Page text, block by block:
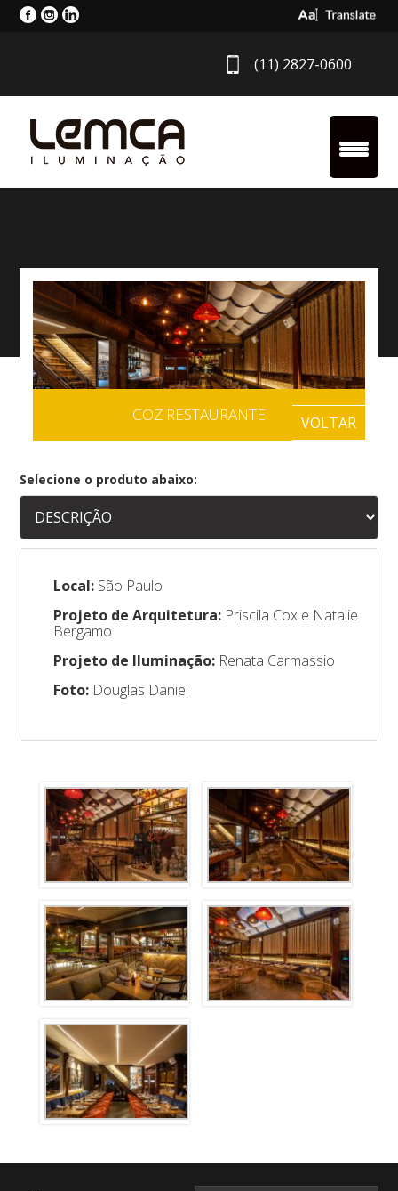
Select
(11) 2827-0600
COZ RESTAURANTE VOLTAR
Selecione o produto abaixo:
Local: São Paulo
Projeto de Arquitetura: Priscila Cox e Natalie
Bergamo
Projeto de Iluminação: Renata Carmassio
Foto: Douglas Daniel